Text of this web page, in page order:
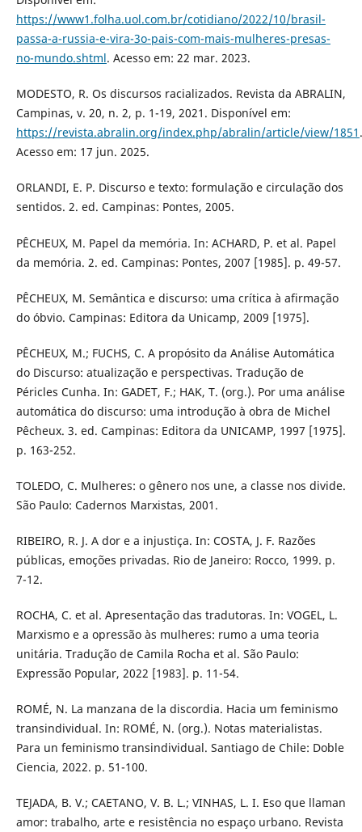
https://www1.folha.uol.com.br/cotidiano/2022/10/brasil-
passa-a-russia-e-vira-3o-pais-com-mais-mulheres-presas-
no-mundo.shtml. Acesso em: 22 mar. 2023.
MODESTO, R. Os discursos racializados. Revista da ABRALIN,
Campinas, v. 20, n. 2, p. 1-19, 2021. Disponível em:
https://revista.abralin.org/index.php/abralin/article/view/1851 .
Acesso em: 17 jun. 2025.
ORLANDI, E. P. Discurso e texto: formulação e circulação dos
sentidos. 2. ed. Campinas: Pontes, 2005.
PÊCHEUX, M. Papel da memória. In: ACHARD, P. et al. Papel
da memória. 2. ed. Campinas: Pontes, 2007 [1985]. p. 49-57.
PÊCHEUX, M. Semântica e discurso: uma crítica à afirmação
do óbvio. Campinas: Editora da Unicamp, 2009 [1975].
PÊCHEUX, M.; FUCHS, C. A propósito da Análise Automática
do Discurso: atualização e perspectivas. Tradução de
Péricles Cunha. In: GADET, F.; HAK, T. (org.). Por uma análise
automática do discurso: uma introdução à obra de Michel
Pêcheux. 3. ed. Campinas: Editora da UNICAMP, 1997 [1975].
p. 163-252.
TOLEDO, C. Mulheres: o gênero nos une, a classe nos divide.
São Paulo: Cadernos Marxistas, 2001.
RIBEIRO, R. J. A dor e a injustiça. In: COSTA, J. F. Razões
públicas, emoções privadas. Rio de Janeiro: Rocco, 1999. p.
7-12.
ROCHA, C. et al. Apresentação das tradutoras. In: VOGEL, L.
Marxismo e a opressão às mulheres: rumo a uma teoria
unitária. Tradução de Camila Rocha et al. São Paulo:
Expressão Popular, 2022 [1983]. p. 11-54.
ROMÉ, N. La manzana de la discordia. Hacia um feminismo
transindividual. In: ROMÉ, N. (org.). Notas materialistas.
Para un feminismo transindividual. Santiago de Chile: Doble
Ciencia, 2022. p. 51-100.
TEJADA, B. V.; CAETANO, V. B. L.; VINHAS, L. I. Eso que llaman
amor: trabalho, arte e resistência no espaço urbano. Revista